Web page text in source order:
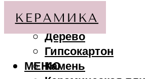
МАТЕРИАЛЫ
Дерево
Гипсокартон
Камень
МЕНЮ